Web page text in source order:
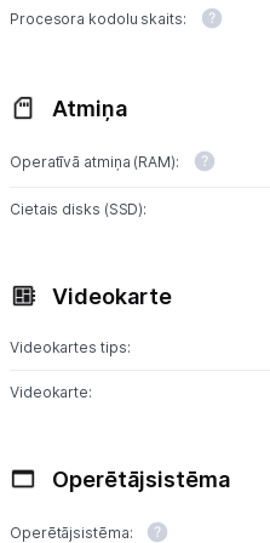
Procesora kodolu skaits:
Atmiņa
Operatīvā atmiņa (RAM):
Cietais disks (SSD):
Videokarte
Videokartes tips:
Videokarte:
Operētājsistēma
Operētājsistēma: